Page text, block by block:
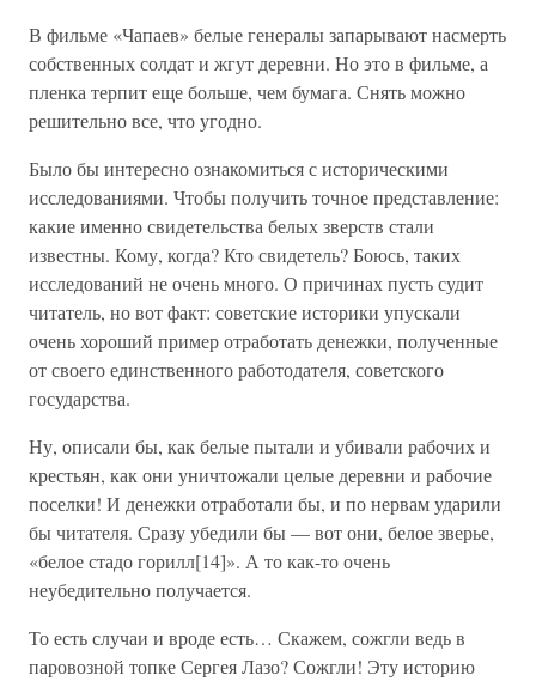
В фильме «Чапаев» белые генералы запарывают насмерть
собственных солдат и жгут деревни. Но это в фильме, а
пленка терпит еще больше, чем бумага. Снять можно
решительно все, что угодно.
Было бы интересно ознакомиться с историческими
исследованиями. Чтобы получить точное представление:
какие именно свидетельства белых зверств стали
известны. Кому, когда? Кто свидетель? Боюсь, таких
исследований не очень много. О причинах пусть судит
читатель, но вот факт: советские историки упускали
очень хороший пример отработать денежки, полученные
от своего единственного работодателя, советского
государства.
Ну, описали бы, как белые пытали и убивали рабочих и
крестьян, как они уничтожали целые деревни и рабочие
поселки! И денежки отработали бы, и по нервам ударили
бы читателя. Сразу убедили бы — вот они, белое зверье,
«белое стадо горилл[14]». А то как-то очень
неубедительно получается.
То есть случаи и вроде есть… Скажем, сожгли ведь в
паровозной топке Сергея Лазо? Сожгли! Эту историю